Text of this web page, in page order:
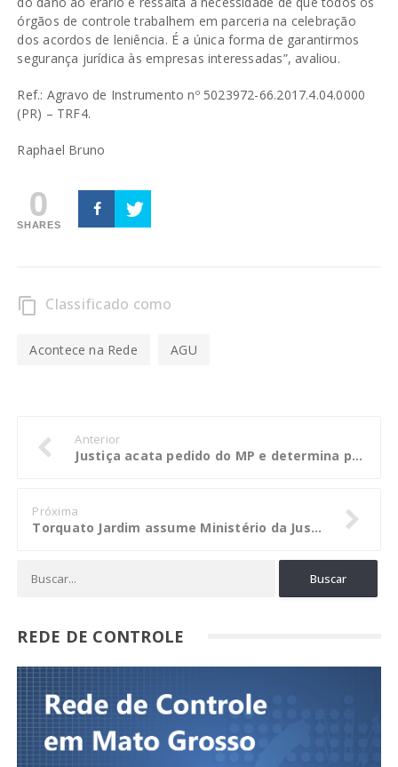
órgãos de controle trabalhem em parceria na celebração
dos acordos de leniência. É a única forma de garantirmos
segurança jurídica às empresas interessadas”, avaliou.
Ref.: Agravo de Instrumento nº 5023972-66.2017.4.04.0000
(PR) – TRF4.
Raphael Bruno
0
SHARES
content_copy Classificado como
Acontece na Rede AGU
Anterior
Justiça acata pedido do MP e determina penhora de bens de ex-prefeito e ex-secretário
Próxima
Torquato Jardim assume Ministério da Justiça
REDE DE CONTROLE